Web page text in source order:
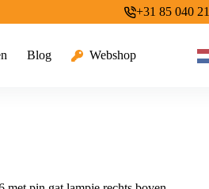
+31 85 040
Blog Webshop